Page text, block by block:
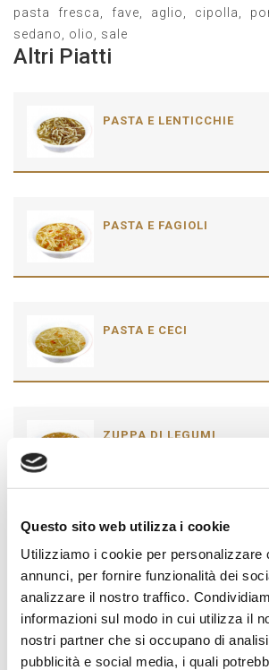
Questo sito web utilizza i cookie
Utilizziamo i cookie per personalizzare
annunci, per fornire funzionalità dei
analizzare il nostro traffico.
informazioni sul modo in cui utilizza il
nostri partner che si occupano di
pubblicità e social media, i quali
pasta fresca, fave, aglio, cipolla,
sedano, olio, sale
Altri Piatti
PASTA E LENTICCHIE
PASTA E FAGIOLI
PASTA E CECI
ZUPPA DI LEGUMI
PASTA CO MACCU